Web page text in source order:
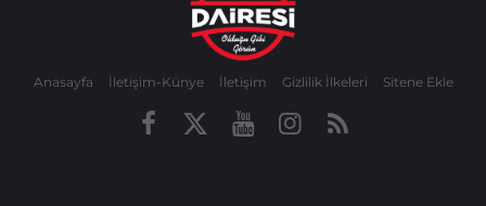
Anasayfa İletişim-Künye İletişim Gizlilik İlkeleri Sitene Ekle